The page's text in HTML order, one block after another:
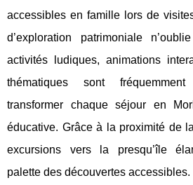
accessibles en famille lors de
d’exploration patrimoniale
activités ludiques, animations
thématiques sont
transformer chaque séjour en
éducative. Grâce à la proximité de
excursions vers la presqu’île
palette des découvertes accessibles.